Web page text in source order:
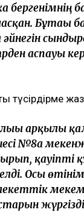
бергенімнің
Бұтағы
аспауы
түсірдірме
арқылы
№8а
қауіпті
Осы